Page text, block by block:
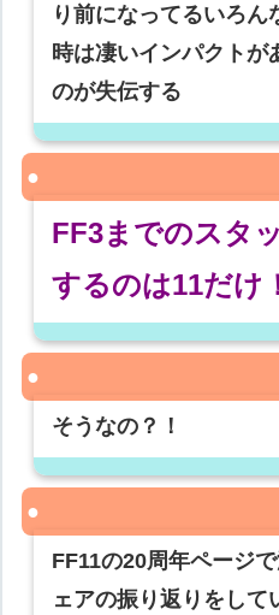
り前になってるいろん
時は凄いインパクトが
のが失伝する
FF3までのスタ
するのは11だけ
そうなの？！
FF11の20周年ページ
ェアの振り返りをして